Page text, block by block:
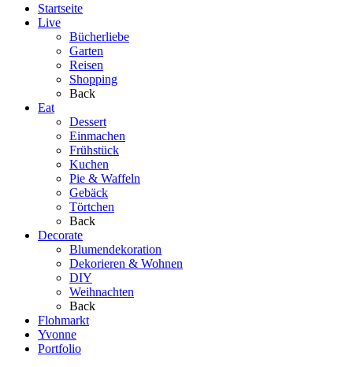
Startseite
Live
Bücherliebe
Garten
Reisen
Shopping
Back
Eat
Dessert
Einmachen
Frühstück
Kuchen
Pie & Waffeln
Gebäck
Törtchen
Back
Decorate
Blumendekoration
Dekorieren & Wohnen
DIY
Weihnachten
Back
Flohmarkt
Yvonne
Portfolio